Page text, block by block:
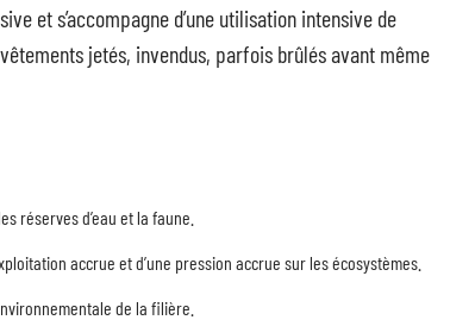
et s’accompagne d’une utilisation intensive de
jetés, invendus, parfois brûlés avant même
réserves d’eau et la faune.
accrue et d’une pression accrue sur les écosystèmes.
de la filière.